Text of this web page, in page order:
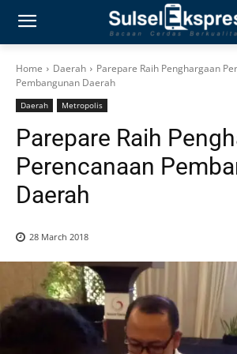
Home Daerah
Parepare Raih Penghargaan
Pembangunan Daerah
Daerah Metropolis
Parepare Raih
Perencanaan
Daerah
28 March 2018